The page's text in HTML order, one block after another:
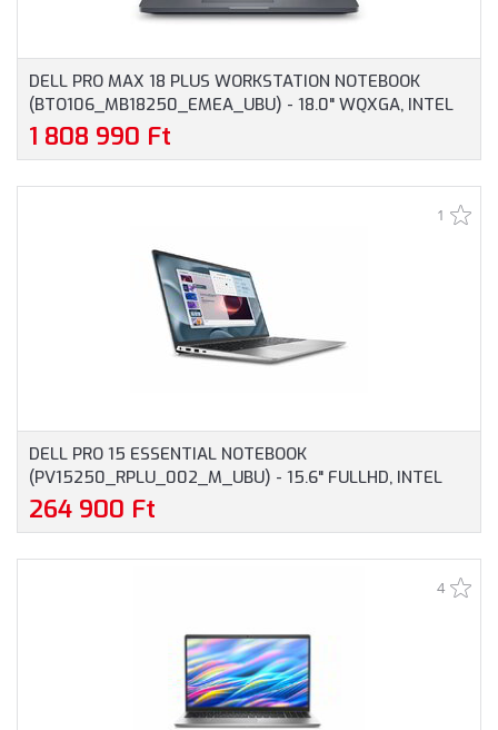
DELL PRO MAX 18 PLUS WORKSTATION NOTEBOOK
(BTO106_MB18250_EMEA_UBU) - 18.0" WQXGA, INTEL
CORE ULTRA 9-285HX, 32GB RAM, 1TB SSD, NVIDIA RTX
PRO 3000 BLACKWELL 12GB, MAGYAR BILLENTYŰZET,
1 808 990 Ft
1
DELL PRO 15 ESSENTIAL NOTEBOOK
(PV15250_RPLU_002_M_UBU) - 15.6" FULLHD, INTEL
CORE I7-1355U, 16GB RAM, 512GB SSD, MAGYAR
BILLENTYŰZET, OPERÁCIÓS RENDSZER NÉLKÜL, 3 ÉV
264 900 Ft
4